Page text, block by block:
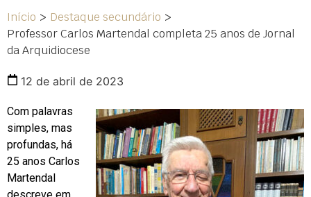
Início > Destaque secundário >
Professor Carlos Martendal completa 25 anos de Jornal
da Arquidiocese
12 de abril de 2023
Com palavras
simples, mas
profundas, há
25 anos Carlos
Martendal